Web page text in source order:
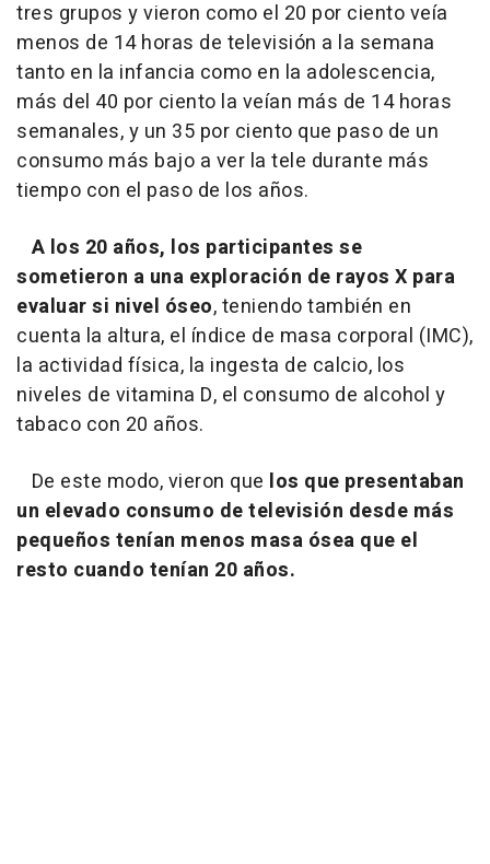
tres grupos y vieron como el 20 por ciento veía
menos de 14 horas de televisión a la semana
tanto en la infancia como en la adolescencia,
más del 40 por ciento la veían más de 14 horas
semanales, y un 35 por ciento que paso de un
consumo más bajo a ver la tele durante más
tiempo con el paso de los años.
A los 20 años, los participantes se
sometieron a una exploración de rayos X para
evaluar si nivel óseo, teniendo también en
cuenta la altura, el índice de masa corporal (IMC),
la actividad física, la ingesta de calcio, los
niveles de vitamina D, el consumo de alcohol y
tabaco con 20 años.
De este modo, vieron que los que presentaban
un elevado consumo de televisión desde más
pequeños tenían menos masa ósea que el
resto cuando tenían 20 años.